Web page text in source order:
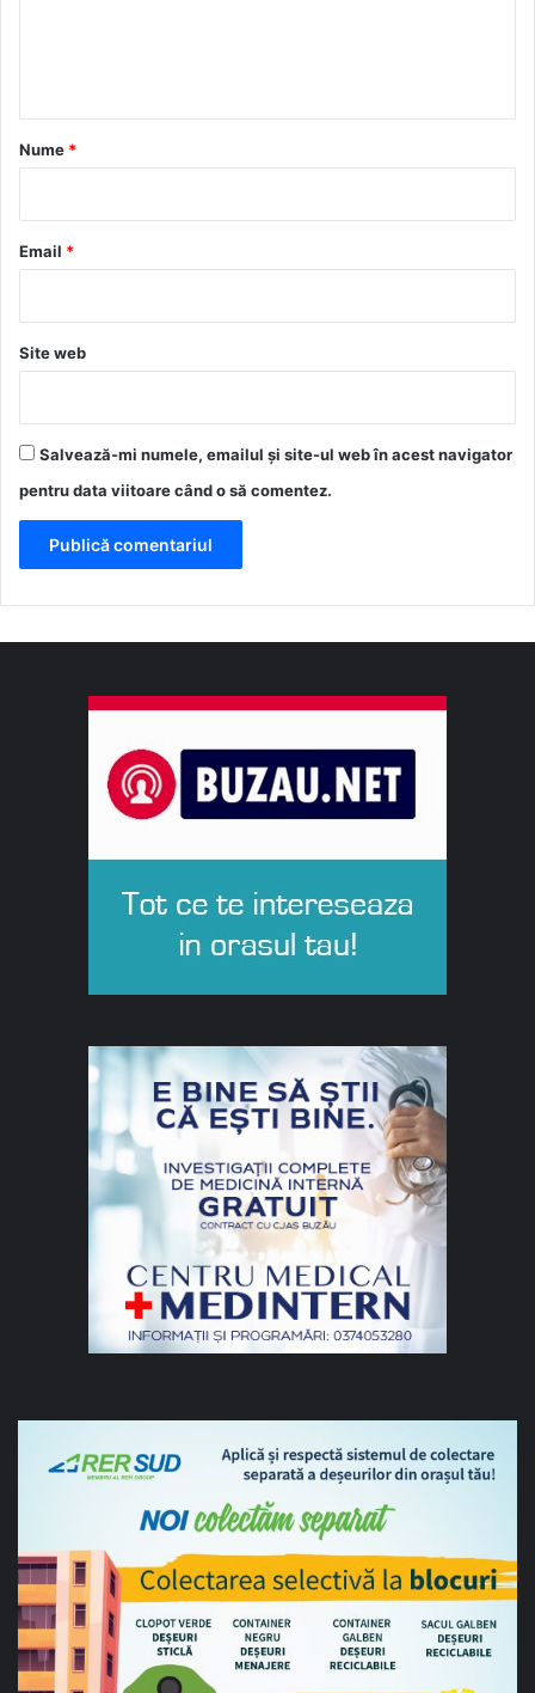
r
*
Nume *
Email *
Site web
Salvează-mi numele, emailul și site-ul web în acest navigator
pentru data viitoare când o să comentez.